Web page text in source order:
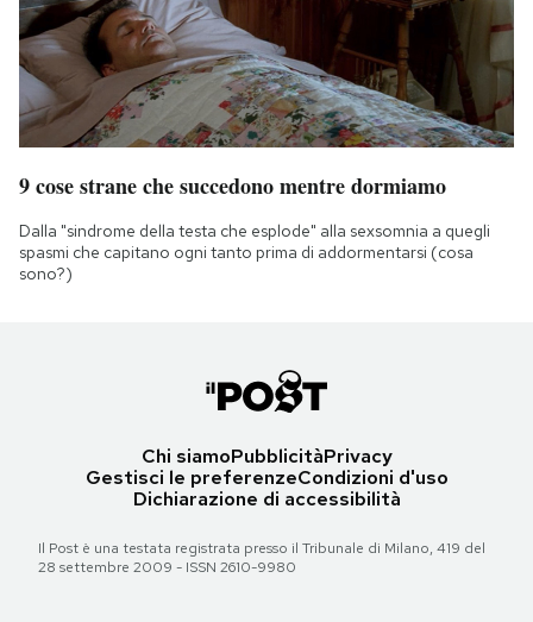
9 cose strane che succedono mentre dormiamo
Dalla "sindrome della testa che esplode" alla sexsomnia a quegli
spasmi che capitano ogni tanto prima di addormentarsi (cosa
sono?)
Chi siamoPubblicitàPrivacy
Gestisci le preferenzeCondizioni d'uso
Dichiarazione di accessibilità
Il Post è una testata registrata presso il Tribunale di Milano, 419 del
28 settembre 2009 - ISSN 2610-9980